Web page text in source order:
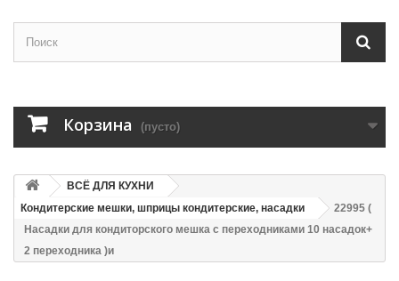
Корзина (пусто)
ВСЁ ДЛЯ КУХНИ
Кондитерские мешки, шприцы кондитерские, насадки
22995 (
Насадки для кондиторского мешка с переходниками 10 насадок+
2 переходника )и